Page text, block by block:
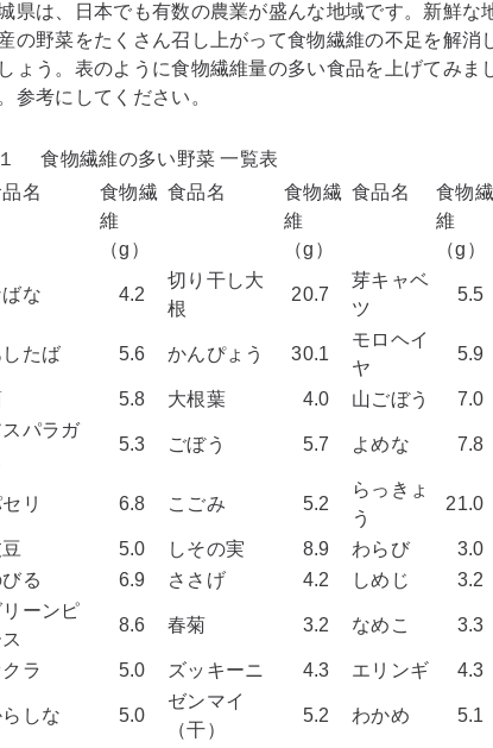
県は、日本でも有数の農業が盛んな地域です。新鮮な
の野菜をたくさん召し上がって食物繊維の不足を解消
ょう。表のように食物繊維量の多い食品を上げてみま
参考にしてください。
食物繊維の多い野菜 一覧表
名
食物繊
維
（g）
食品名
食物繊
維
（g）
食品名
食物繊
維
（g）
な 4.2
切り干し大
根
20.7
芽キャベ
ツ
5.5
したば 5.6 かんぴょう 30.1
モロヘイ
ヤ
5.9
5.8 大根葉 4.0 山ごぼう
7.0
スパラガ
5.3 ごぼう 5.7 よめな 7.8
リ 6.8 こごみ 5.2
らっきょ
う
21.0
5.0 しその実 8.9 わらび
3.0
る
6.9 ささげ 4.2 しめじ
3.2
リーンピ
8.6 春菊 3.2 なめこ 3.3
ラ 5.0 ズッキーニ 4.3 エリンギ 4.3
しな 5.0
ゼンマイ
（干）
5.2 わかめ 5.1